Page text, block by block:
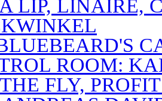
LIP, LINAIRE,
ROOM:
FLY,